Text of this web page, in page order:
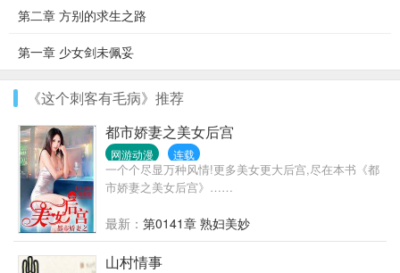
第二章 方别的求生之路
第一章 少女剑未佩妥
《这个刺客有毛病》推荐
都市娇妻之美女后宫
网游动漫 连载
一个个尽显万种风情!更多美女更大后宫,尽在本书《都
市娇妻之美女后宫》……
最新： 第0141章 熟妇美妙
山村情事